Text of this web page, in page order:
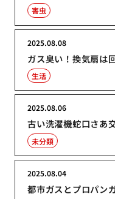
害虫
ガス臭い！換気扇は
2025.08.08
生活
古い洗濯機蛇口さあ
2025.08.06
未分類
都市ガスとプロパン
2025.08.04